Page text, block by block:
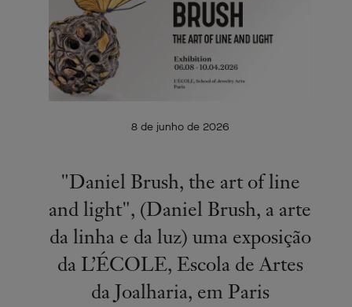
8 de junho de 2026
"Daniel Brush, the art of line
and light", (Daniel Brush, a arte
da linha e da luz) uma exposição
da L’ÉCOLE, Escola de Artes
da Joalharia, em Paris